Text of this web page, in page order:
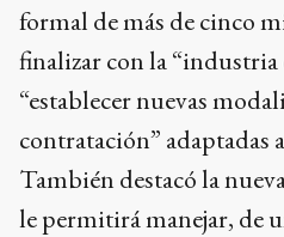
formal de más de cinco
finalizar con la
“establecer nuevas
contratación” adaptadas
También destacó la
le permitirá manejar, de